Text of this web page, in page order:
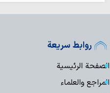
روابط سريعة
الصفحة الرئيسية
المراجع والعلماء